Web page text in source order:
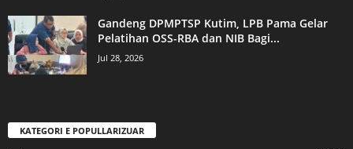
Gandeng DPMPTSP Kutim, LPB Pama Gelar
Pelatihan OSS-RBA dan NIB Bagi...
Jul 28, 2026
KATEGORI E POPULLARIZUAR